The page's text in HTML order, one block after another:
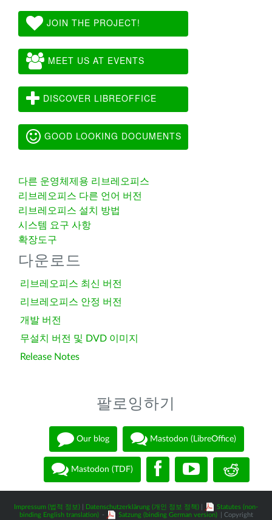
JOIN THE PROJECT!
MEET US AT EVENTS
DISCOVER LIBREOFFICE
GOOD LOOKING DOCUMENTS
다른 운영체제용 리브레오피스
리브레오피스 다른 언어 버전
리브레오피스 설치 방법
시스템 요구 사항
확장도구
다운로드
리브레오피스 최신 버전
리브레오피스 안정 버전
개발 버전
무설치 버전 및 DVD 이미지
Release Notes
팔로잉하기
Our blog Mastodon (LibreOffice)
Mastodon (TDF)
Impressum (법적 정보) Datenschutzerklärung (개인 정보 정책)
Statutes (non-
binding English translation) - Satzung (binding German version)
| Copyright